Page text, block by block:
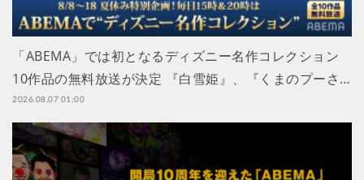
「ABEMA」では初となるディズニー名作コレクション
10作品の無料放送が決定 『白雪姫』、『くまのプーさ…
2026.08.07 01:00